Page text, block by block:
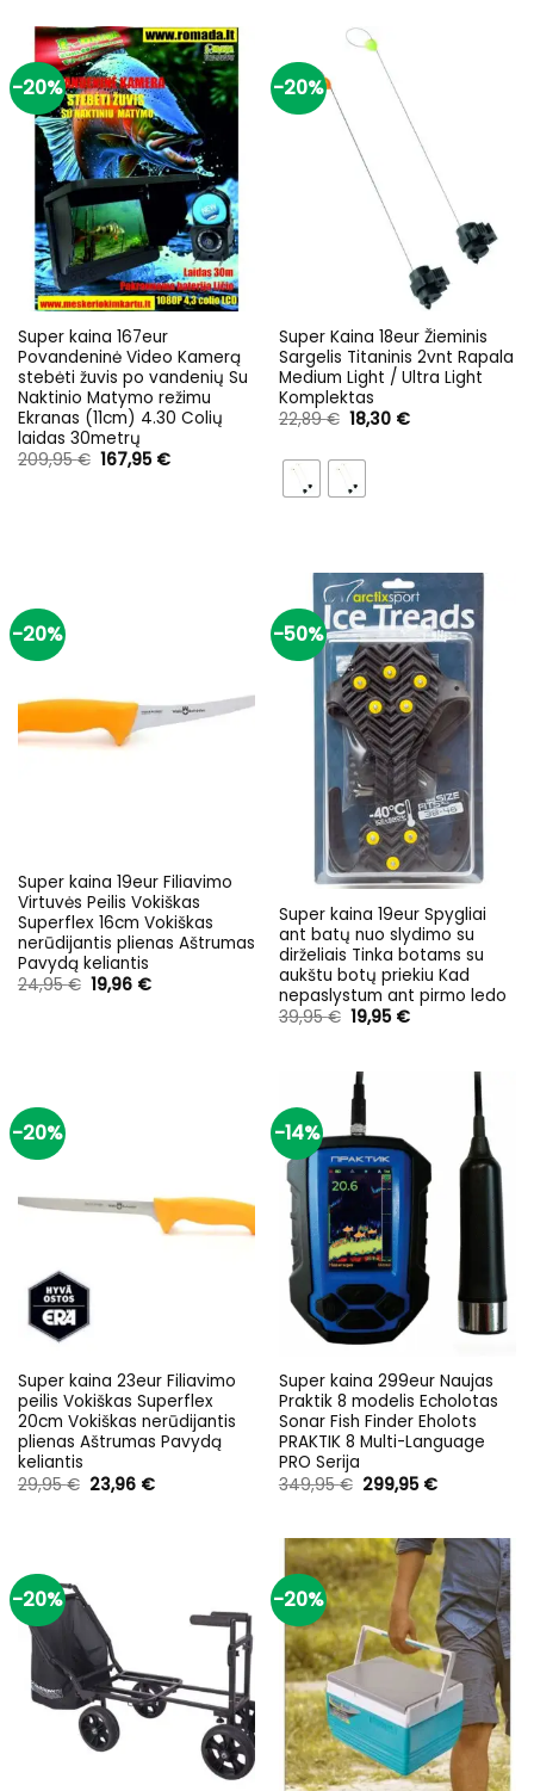
-20%
Super kaina 167eur
Povandeninė Video Kamerą
stebėti žuvis po vandenių Su
Naktinio Matymo režimu
Ekranas (11cm) 4.30 Colių
laidas 30metrų
209,95€ Original
price
167,95 €Current
-20%
Super Kaina 18eur Žieminis
Sargelis Titaninis 2vnt Rapala
Medium Light / Ultra Light
Komplektas
22,89€ Original
price
22,89 €.
18,30 €Current
-20%
Super kaina 19eur Filiavimo
Virtuvės Peilis Vokiškas
Superflex 16cm Vokiškas
nerūdijantis plienas Aštrumas
Pavydą keliantis
24,95€ Original
price
19,96 €Current
-50%
Super kaina 19eur Spygliai
ant batų nuo slydimo su
dirželiais Tinka botams su
aukštu botų priekiu Kad
nepaslystum ant pirmo ledo
39,95€ Original
price
19,95 €Current
-20%
Super kaina 23eur Filiavimo
peilis Vokiškas Superflex
20cm Vokiškas nerūdijantis
plienas Aštrumas Pavydą
keliantis
29,95€ Original
price
23,96 €Current
-14%
Super kaina 299eur Naujas
Praktik 8 modelis Echolotas
Sonar Fish Finder Eholots
PRAKTIK 8 Multi-Language
PRO Serija
349,95€ Original
price
299,95 €Current
-20% -20%